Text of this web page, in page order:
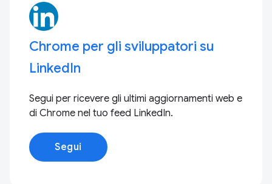
Chrome per gli sviluppatori su
LinkedIn
Segui per ricevere gli ultimi aggiornamenti web e
di Chrome nel tuo feed LinkedIn.
Segui